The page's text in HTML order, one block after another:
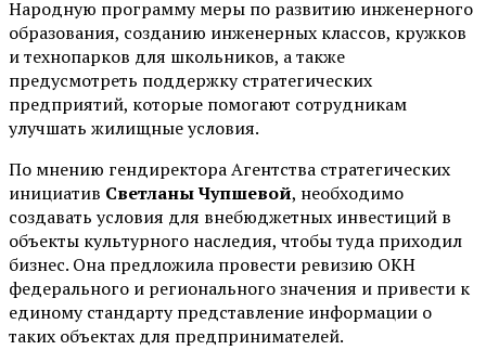
Народную программу меры по развитию инженерного
образования, созданию инженерных классов, кружков
и технопарков для школьников, а также
предусмотреть поддержку стратегических
предприятий, которые помогают сотрудникам
улучшать жилищные условия.
По мнению гендиректора Агентства стратегических
инициатив Светланы Чупшевой, необходимо
создавать условия для внебюджетных инвестиций в
объекты культурного наследия, чтобы туда приходил
бизнес. Она предложила провести ревизию ОКН
федерального и регионального значения и привести к
единому стандарту представление информации о
таких объектах для предпринимателей.